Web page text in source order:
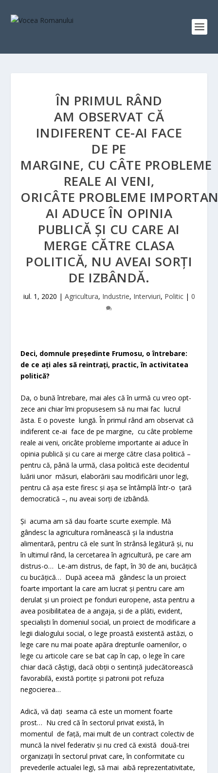
ÎN PRIMUL RÂND
AM OBSERVAT CĂ
INDIFERENT CE-AI FACE
DE PE
MARGINE, CU CÂTE PROBLEME
REALE AI VENI,
ORICÂTE PROBLEME
AI ADUCE ÎN OPINIA
PUBLICĂ ȘI CU CARE AI
MERGE CĂTRE CLASA
POLITICĂ, NU AVEAI SORȚI
DE IZBÂNDĂ.
iul. 1, 2020 | Agricultura, Industrie, Interviuri, Politic| 0
Deci, domnule președinte Frumosu, o întrebare:
de ce ați ales să reintrați, practic, în activitatea
politică?
Da, o bună întrebare, mai ales că în urmă cu vreo opt-
zece ani chiar îmi propusesem să nu mai fac lucrul
ăsta. E o poveste lungă. În primul rând am observat că
indiferent ce-ai face de pe margine, cu câte probleme
reale ai veni, oricâte probleme importante ai aduce în
opinia publică și cu care ai merge către clasa politică –
pentru că, până la urmă, clasa politică este decidentul
luării unor măsuri, elaborării sau modificării unor legi,
pentru că așa este firesc și așa se întâmplă într-o țară
democratică –, nu aveai sorți de izbândă.
Și acuma am să dau foarte scurte exemple. Mă
gândesc la agricultura românească și la industria
alimentară, pentru că ele sunt în strânsă legătură și, nu
în ultimul rând, la cercetarea în agricultură, pe care am
distrus-o… Le-am distrus, de fapt, în 30 de ani, bucățică
cu bucățică… După aceea mă gândesc la un proiect
foarte important la care am lucrat și pentru care am
derulat și un proiect pe fonduri europene, asta pentru a
avea posibilitatea de a angaja, și de a plăti, evident,
specialiști în domeniul social, un proiect de modificare a
legii dialogului social, o lege proastă existentă astăzi, o
lege care nu mai poate apăra drepturile oamenilor, o
lege cu articole care se bat cap în cap, o lege în care
chiar dacă câștigi, dacă obții o sentință judecătorească
favorabilă, există portițe și patronii pot refuza
negocierea…
Adică, vă dați seama că este un moment foarte
prost… Nu cred că în sectorul privat există, în
momentul de față, mai mult de un contract colectiv de
muncă la nivel federativ și nu cred că există două-trei
organizații în sectorul privat care, în conformitate cu
prevederile actualei legi, să mai aibă reprezentativitate,